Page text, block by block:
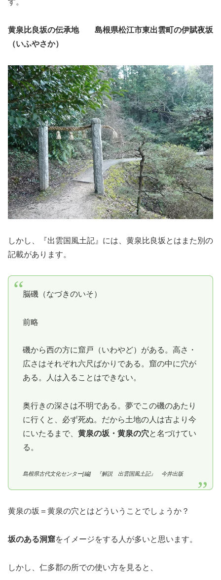
す。
黄泉比良坂の伝承地 島根県松江市東出雲町の伊賦夜坂
（いふやさか）
しかし、『出雲国風土記』には、黄泉比良坂とはまた別の
記載があります。
脳磯（なづきのいそ）
前略
磯から西の方に窟戸（いわやど）がある。高さ・
広さはそれぞれ六尺ばかりである。窟の中に穴が
ある。人は入ることはできない。
奥行きの深さは不明である。夢でこの磯のあたり
に行くと、必ず死ぬ。だから土地の人は古より今
にいたるまで、 黄泉の坂・黄泉の穴と名づけてい
る。
島根県古代文化センター[編] 『解説 出雲国風土記』 今井出版
黄泉の坂＝黄泉の穴とはどういうことでしょうか？
坂のある洞窟をイメージをする人が多いと思います。
しかし、仁多郡の所での使い方を見ると、